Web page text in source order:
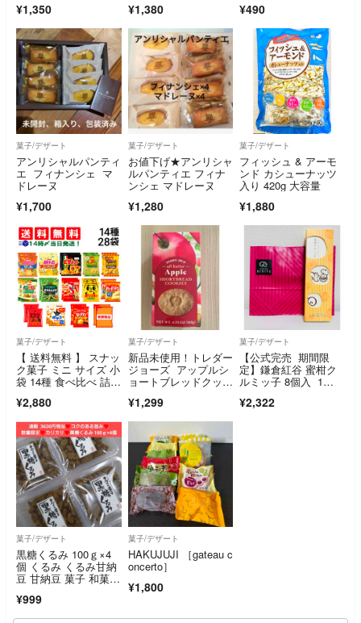
個】
¥1,350 ¥1,380 ¥490
菓子/デザート
アンリシャルパンティ
エ フィナンシェ マ
ドレーヌ
¥1,700
菓子/デザート
お値下げ★アンリシャ
ルパンティエ フィナ
ンシェ マドレーヌ
¥1,280
菓子/デザート
フィッシュ & アーモ
ンド カシューナッツ
入り 420g 大容量
¥1,880
菓子/デザート
【 送料無料 】 スナッ
ク菓子 ミニ サイズ 小
袋 14種 食べ比べ 詰め
ト 各2個 ( 計28個
入 ) まとめ買い
¥2,880
菓子/デザート
新品未使用！トレダー
ジョーズ アップルシ
ョートブレッドクッキ
¥1,299
菓子/デザート
【公式完売 期間限
定】鎌倉紅谷 蜜柑ク
ルミッ子 8個入 1
¥2,322
菓子/デザート
黒糖くるみ 100ｇ×4
個 くるみ くるみ甘納
豆 甘納豆 菓子 和菓
¥999
菓子/デザート
HAKUJUJI ［gateau c
oncerto］
¥1,800